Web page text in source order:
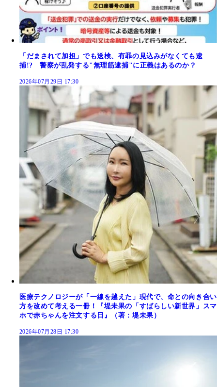
「だまされて加担」でも送検、有罪の見込みがなくても逮
捕!? 警察が乱発する"無理筋逮捕"に正義はあるのか？
2026年07月29日 17:30
医療テクノロジーが「一線を越えた」現代で、命との向き合い
方を改めて考える一冊！『堤未果の「すばらしい新世界」スマ
ホで赤ちゃんを注文する日』（著：堤未果）
2026年07月28日 17:30